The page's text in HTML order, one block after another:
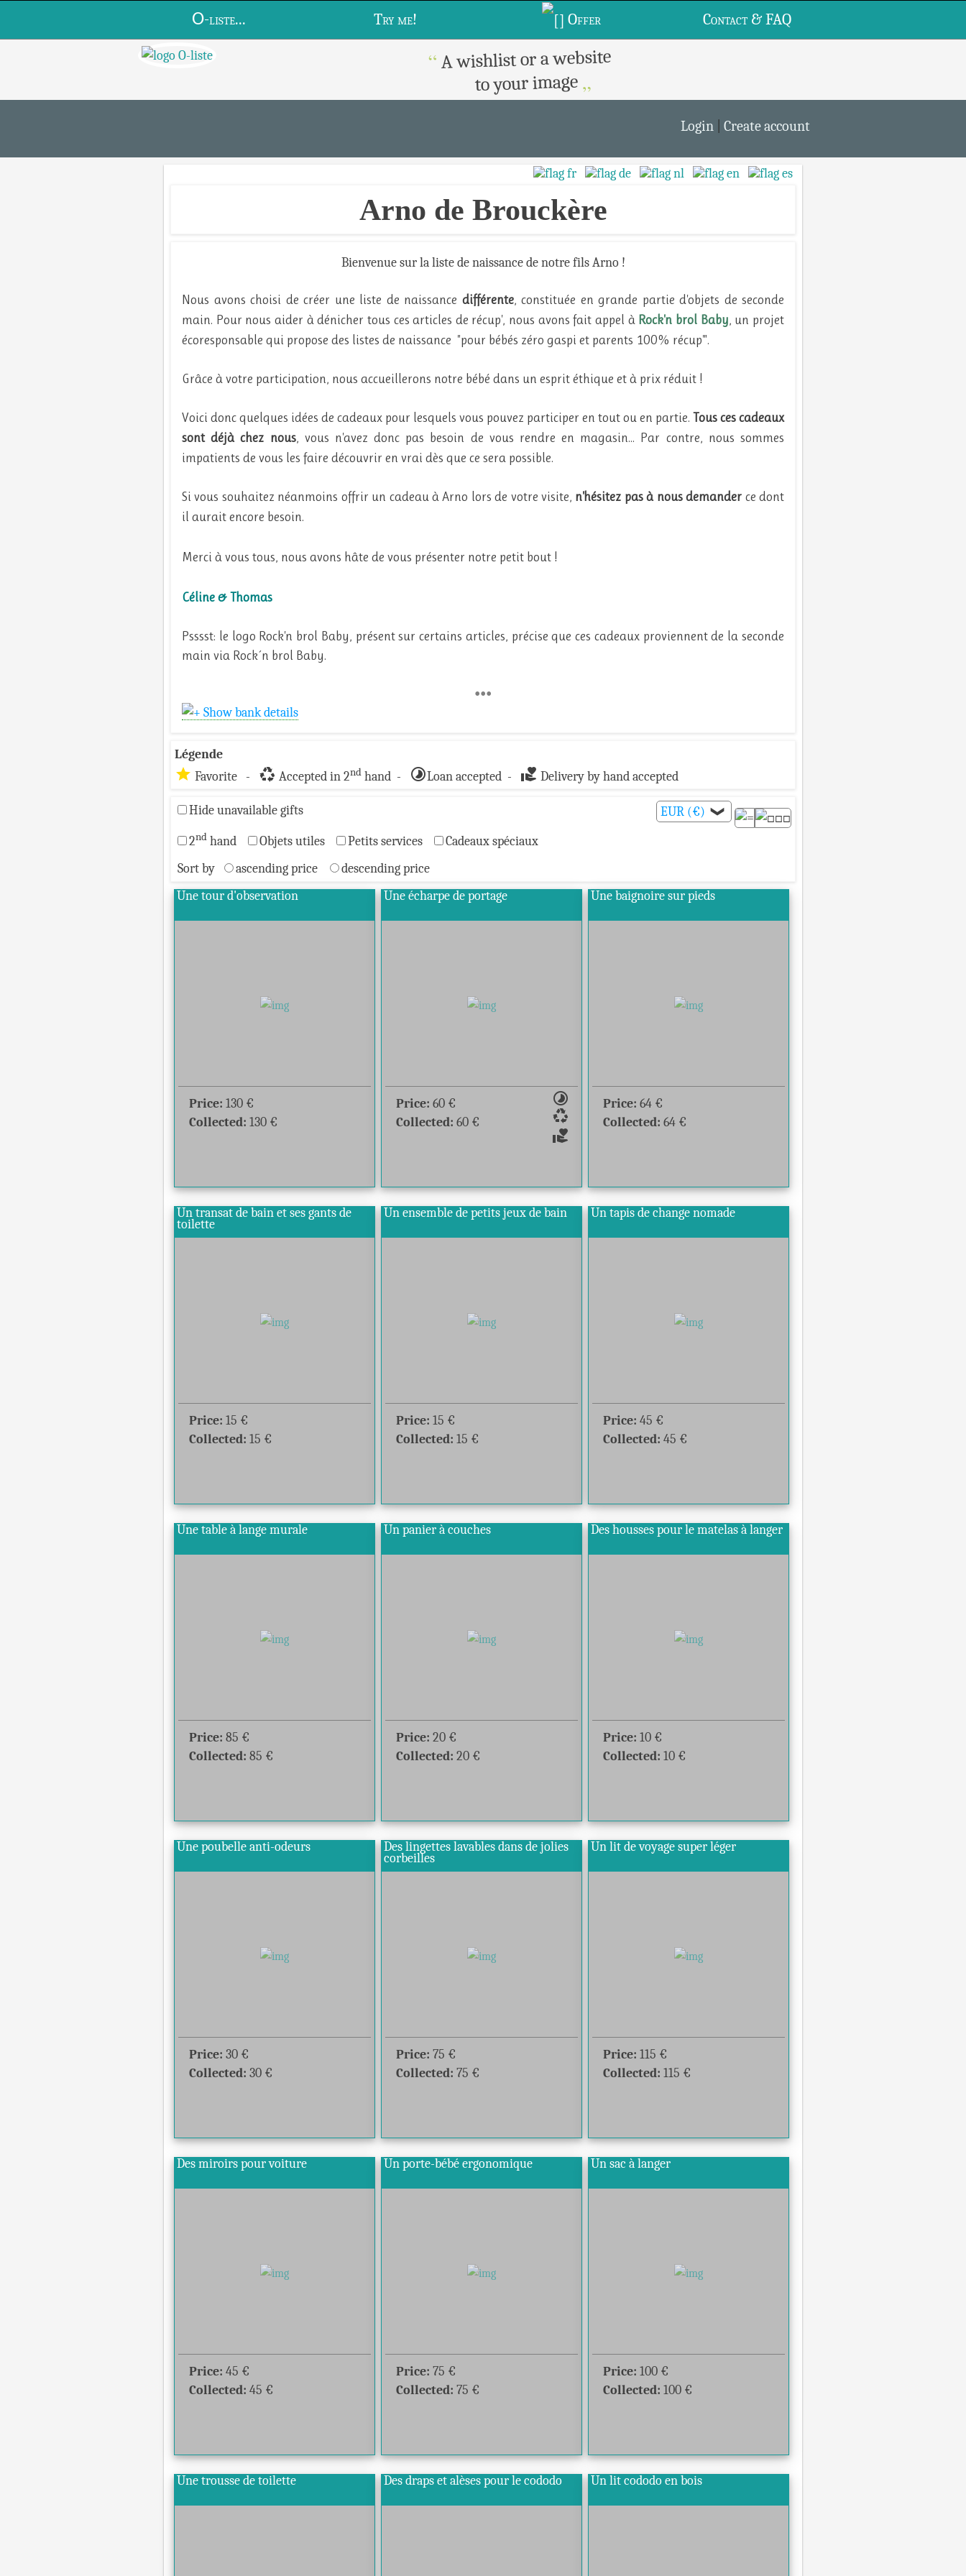
O-liste... Try me! Offer Contact & FAQ
“ A wishlist or a website
to your image„
Login Create account
Arno de Brouckère
Bienvenue sur la liste de naissance de notre fils Arno !
Nous avons choisi de créer une liste de naissance différente, constituée en grande partie d'objets de seconde
main. Pour nous aider à dénicher tous ces articles de récup', nous avons fait appel à Rock'n brol Baby, un projet
écoresponsable qui propose des listes de naissance "pour bébés zéro gaspi et parents 100% récup'".
Grâce à votre participation, nous accueillerons notre bébé dans un esprit éthique et à prix réduit !
Voici donc quelques idées de cadeaux pour lesquels vous pouvez participer en tout ou en partie. Tous ces cadeaux
sont déjà chez nous, vous n'avez donc pas besoin de vous rendre en magasin... Par contre, nous sommes
impatients de vous les faire découvrir en vrai dès que ce sera possible.
Si vous souhaitez néanmoins offrir un cadeau à Arno lors de votre visite, n'hésitez pas à nous demander ce dont
il aurait encore besoin.
Merci à vous tous, nous avons hâte de vous présenter notre petit bout !
Céline & Thomas
Psssst: le logo Rock'n brol Baby, présent sur certains articles, précise que ces cadeaux proviennent de la seconde
main via Rock´n brol Baby.
•••
Show bank details
Légende
star Favorite - recycling Accepted in 2nd hand - timelapseLoan accepted - volunteer_activism Delivery by hand accepted
EUR (€)❯
Hide unavailable gifts
2nd hand Objets utiles Petits services
Cadeaux spéciaux
Sort by
ascending price
descending price
Une tour d'observation
Price: 130 €
Collected: 130 €
Une écharpe de portage
timelapse
recycling
volunteer_activism
Price: 60 €
Collected: 60 €
Une baignoire sur pieds
Price: 64 €
Collected: 64 €
Un transat de bain et ses gants de
toilette
Price: 15 €
Collected: 15 €
Un ensemble de petits jeux de bain
Price: 15 €
Collected: 15 €
Un tapis de change nomade
Price: 45 €
Collected: 45 €
Une table à lange murale
Price: 85 €
Collected: 85 €
Un panier à couches
Price: 20 €
Collected: 20 €
Des housses pour le matelas à langer
Price: 10 €
Collected: 10 €
Une poubelle anti-odeurs
Price: 30 €
Collected: 30 €
Des lingettes lavables dans de jolies
corbeilles
Price: 75 €
Collected: 75 €
Un lit de voyage super léger
Price: 115 €
Collected: 115 €
Des miroirs pour voiture
Price: 45 €
Collected: 45 €
Un porte-bébé ergonomique
Price: 75 €
Collected: 75 €
Un sac à langer
Price: 100 €
Collected: 100 €
Une trousse de toilette Des draps et alèses pour le cododo Un lit cododo en bois